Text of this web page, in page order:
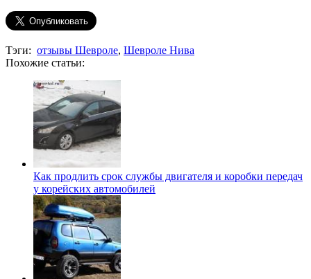
Тэги: отзывы Шевроле, Шевроле Нива
Похожие статьи:
Как продлить срок службы двигателя и коробки передач
у корейских автомобилей